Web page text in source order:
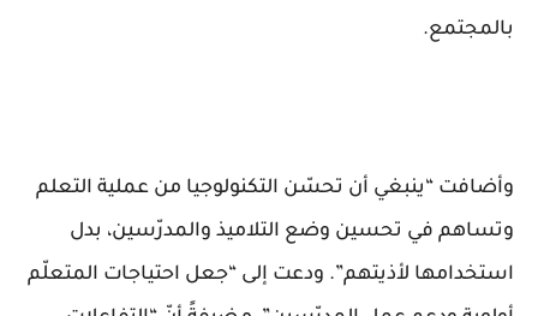
بالمجتمع.
وأضافت “ينبغي أن تحسّن التكنولوجيا من عملية التعلم
وتساهم في تحسين وضع التلاميذ والمدرّسين، بدل
استخدامها لأذيتهم”. ودعت إلى “جعل احتياجات المتعلّم